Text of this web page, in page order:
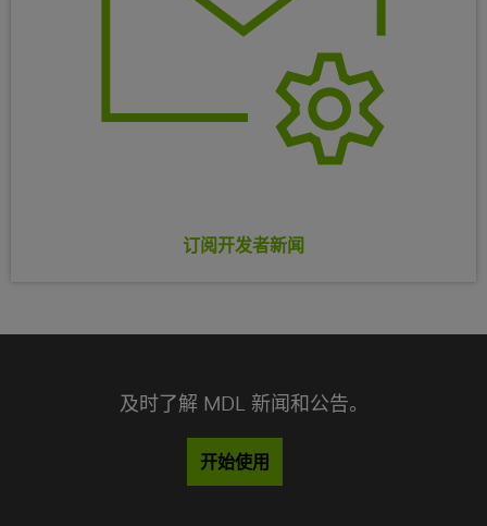
订阅开发者新闻
及时了解 MDL 新闻和公告。
开始使用